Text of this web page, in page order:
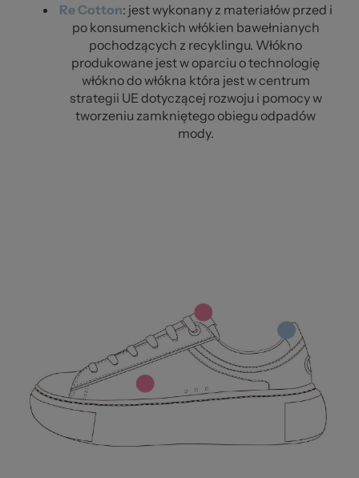
Re Cotton: jest wykonany z materiałów przed i
po konsumenckich włókien bawełnianych
pochodzących z recyklingu. Włókno
produkowane jest w oparciu o technologię
włókno do włókna która jest w centrum
strategii UE dotyczącej rozwoju i pomocy w
tworzeniu zamkniętego obiegu odpadów
mody.